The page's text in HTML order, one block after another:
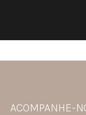
ACOMPANHE-